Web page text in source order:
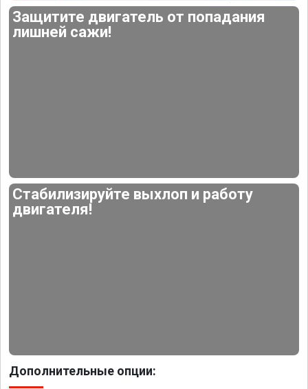
Защитите двигатель от попадания
лишней сажи!
Стабилизируйте выхлоп и работу
двигателя!
Дополнительные опции: